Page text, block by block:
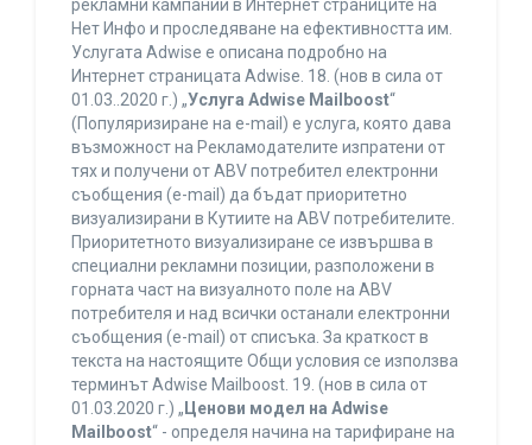
рекламни кампании в Интернет страниците на
Нет Инфо и проследяване на ефективността им.
Услугата Adwise е описана подробно на
Интернет страницата Adwise. 18. (нов в сила от
01.03..2020 г.) „Услуга Adwise Mailboost“
(Популяризиране на e-mail) е услуга, която дава
възможност на Рекламодателите изпратени от
тях и получени от ABV потребител електронни
съобщения (e-mail) да бъдат приоритетно
визуализирани в Кутиите на ABV потребителите.
Приоритетното визуализиране се извършва в
специални рекламни позиции, разположени в
горната част на визуалното поле на ABV
потребителя и над всички останали електронни
съобщения (e-mail) от списъка. За краткост в
текста на настоящите Общи условия се използва
терминът Adwise Mailboost. 19. (нов в сила от
01.03.2020 г.) „ Ценови модел на Adwise
Mailboost“ - определя начина на тарифиране на